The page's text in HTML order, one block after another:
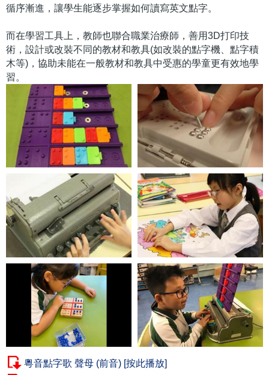
循序漸進，讓學生能逐步掌握如何讀寫英文點字。
而在學習工具上，教師也聯合職業治療師，善用3D打印技
術，設計或改裝不同的教材和教具(如改裝的點字機、點字積
木等)，協助未能在一般教材和教具中受惠的學童更有效地學
習。
粵音點字歌 聲母 (前音) [按此播放]